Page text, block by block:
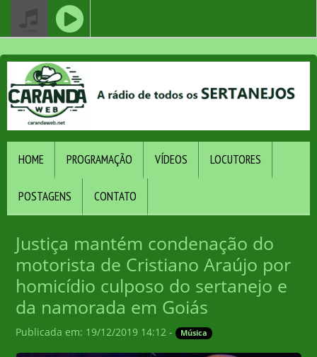
HOME PROGRAMAÇÃO VÍDEOS LOCUTORES
POSTAGENS CONTATO
Justiça mantém condenação do
motorista de Cristiano Araújo por
homicídio culposo do sertanejo e
da namorada em Goiás
Publicada em: 19/12/2019 14:12 - Música